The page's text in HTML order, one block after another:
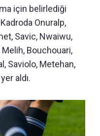
için belirlediği
Onuralp,
Savic, Nwaiwu,
Melih, Bouchouari,
Saviolo, Metehan,
aldı.